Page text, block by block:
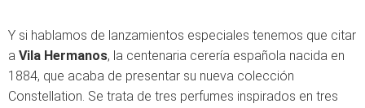
Y si hablamos de lanzamientos especiales tenemos que citar
a Vila Hermanos, la centenaria cerería española nacida en
1884, que acaba de presentar su nueva colección
Constellation. Se trata de tres perfumes inspirados en tres